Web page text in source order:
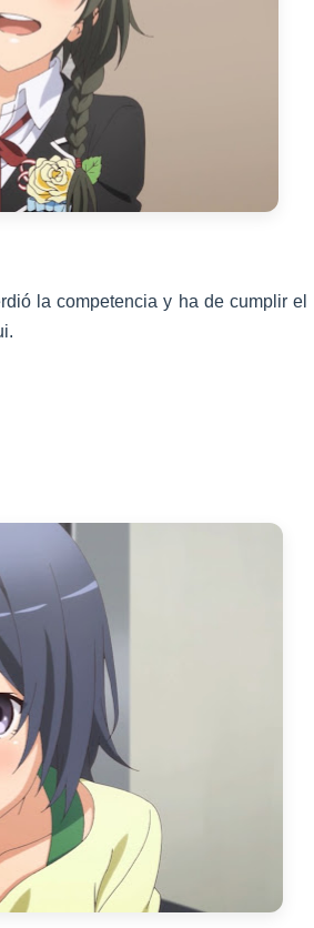
la competencia y ha de cumplir el